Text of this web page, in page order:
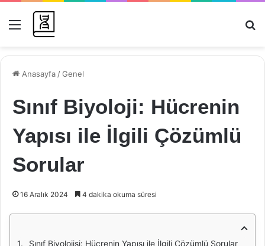
Menü
Anasayfa /Genel
Sınıf Biyoloji: Hücrenin
Yapısı ile İlgili Çözümlü
Sorular
16 Aralık 2024 4 dakika okuma süresi
Sınıf Biyolojisi: Hücrenin Yapısı ile İlgili Çözümlü Sorular